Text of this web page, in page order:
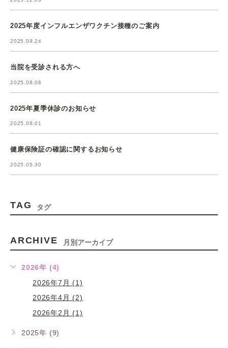
2025年度インフルエンザワクチン接種のご案内
2025.09.24
当院を受診される方へ
2025.08.06
2025年夏季休診のお知らせ
2025.08.01
健康保険証の確認に関するお知らせ
2025.05.30
TAG タグ
ARCHIVE 月別アーカイブ
2026年 (4)
2026年7月 (1)
2026年4月 (2)
2026年2月 (1)
2025年 (9)